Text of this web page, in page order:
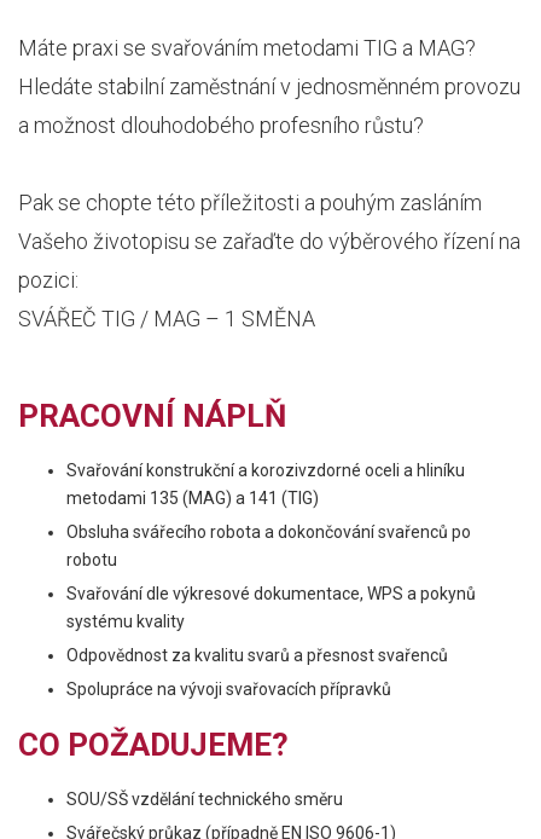
Máte praxi se svařováním metodami TIG a MAG?
Hledáte stabilní zaměstnání v jednosměnném provozu
a možnost dlouhodobého profesního růstu?
Pak se chopte této příležitosti a pouhým zasláním
Vašeho životopisu se zařaďte do výběrového řízení na
pozici:
SVÁŘEČ TIG / MAG – 1 SMĚNA
PRACOVNÍ NÁPLŇ
Svařování konstrukční a korozivzdorné oceli a hliníku
metodami 135 (MAG) a 141 (TIG)
Obsluha svářecího robota a dokončování svařenců po
robotu
Svařování dle výkresové dokumentace, WPS a pokynů
systému kvality
Odpovědnost za kvalitu svarů a přesnost svařenců
Spolupráce na vývoji svařovacích přípravků
CO POŽADUJEME?
SOU/SŠ vzdělání technického směru
Svářečský průkaz (případně EN ISO 9606-1)